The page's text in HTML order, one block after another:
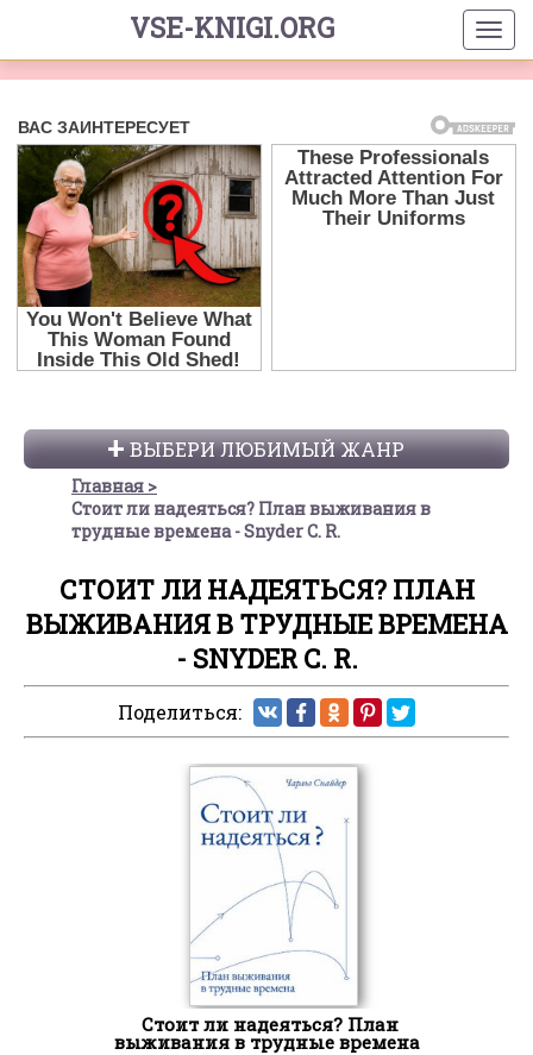
VSE-KNIGI.ORG
ВЫБЕРИ ЛЮБИМЫЙ ЖАНР
Главная
Стоит ли надеяться? План выживания в
трудные времена - Snyder C. R.
СТОИТ ЛИ НАДЕЯТЬСЯ? ПЛАН
ВЫЖИВАНИЯ В ТРУДНЫЕ ВРЕМЕНА
- SNYDER C. R.
Поделиться:
Стоит ли надеяться? План
выживания в трудные времена